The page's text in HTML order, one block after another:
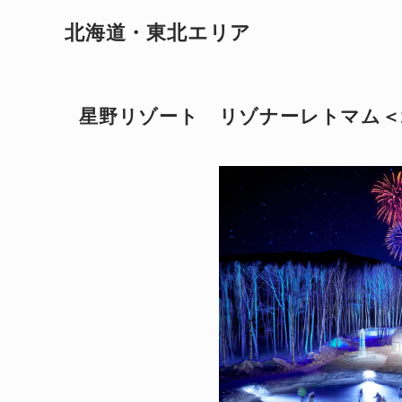
北海道・東北エリア
星野リゾート リゾナーレトマム＜